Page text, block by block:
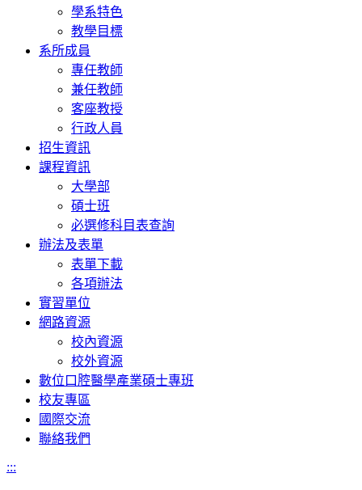
學系特色
教學目標
系所成員
專任教師
兼任教師
客座教授
行政人員
招生資訊
課程資訊
大學部
碩士班
必選修科目表查詢
辦法及表單
表單下載
各項辦法
實習單位
網路資源
校內資源
校外資源
數位口腔醫學產業碩士專班
校友專區
國際交流
聯絡我們
:::